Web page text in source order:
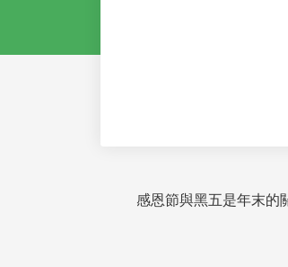
感恩節與黑五是年末的